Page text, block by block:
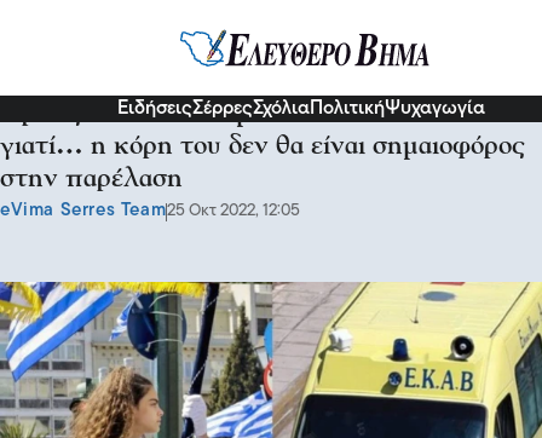
ΕιδήσειςΣέρρεςΣχόλια ΠολιτικήΨυχαγωγία
Άρπαξε από τον λαιμό διευθυντή σχολείου
γιατί… η κόρη του δεν θα είναι σημαιοφόρος
στην παρέλαση
eVima Serres Team25 Οκτ 2022, 12:05